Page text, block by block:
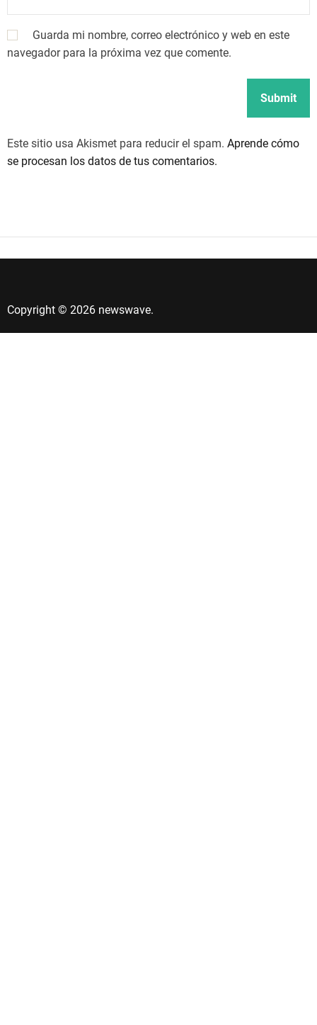
Guarda mi nombre, correo electrónico y web en este
navegador para la próxima vez que comente.
Este sitio usa Akismet para reducir el spam. Aprende cómo
se procesan los datos de tus comentarios.
Copyright © 2026 newswave.